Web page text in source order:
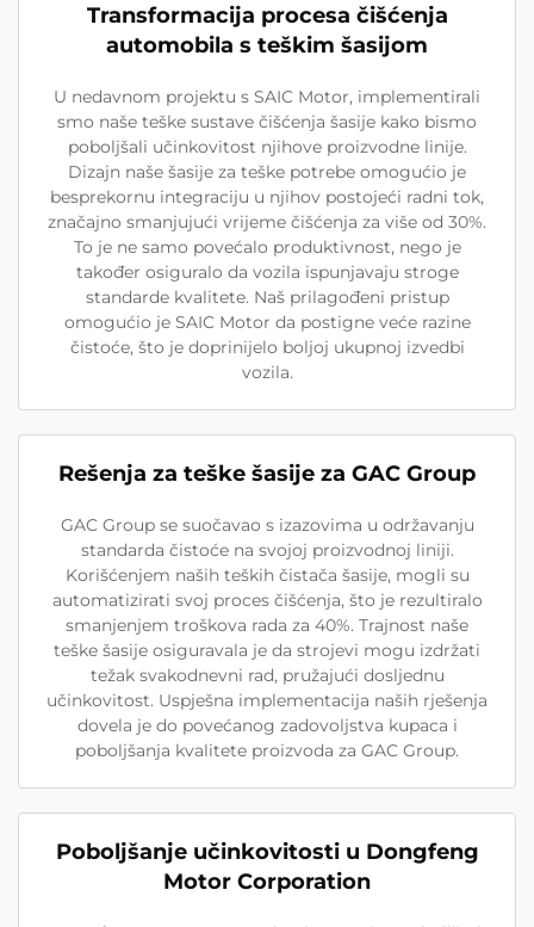
Transformacija procesa čišćenja
automobila s teškim šasijom
U nedavnom projektu s SAIC Motor, implementirali
smo naše teške sustave čišćenja šasije kako bismo
poboljšali učinkovitost njihove proizvodne linije.
Dizajn naše šasije za teške potrebe omogućio je
besprekornu integraciju u njihov postojeći radni tok,
značajno smanjujući vrijeme čišćenja za više od 30%.
To je ne samo povećalo produktivnost, nego je
također osiguralo da vozila ispunjavaju stroge
standarde kvalitete. Naš prilagođeni pristup
omogućio je SAIC Motor da postigne veće razine
čistoće, što je doprinijelo boljoj ukupnoj izvedbi
vozila.
Rešenja za teške šasije za GAC Group
GAC Group se suočavao s izazovima u održavanju
standarda čistoće na svojoj proizvodnoj liniji.
Korišćenjem naših teških čistača šasije, mogli su
automatizirati svoj proces čišćenja, što je rezultiralo
smanjenjem troškova rada za 40%. Trajnost naše
teške šasije osiguravala je da strojevi mogu izdržati
težak svakodnevni rad, pružajući dosljednu
učinkovitost. Uspješna implementacija naših rješenja
dovela je do povećanog zadovoljstva kupaca i
poboljšanja kvalitete proizvoda za GAC Group.
Poboljšanje učinkovitosti u Dongfeng
Motor Corporation